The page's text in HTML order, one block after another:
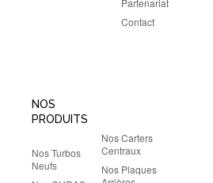
Contact
NOS
PRODUITS
Nos Turbos
Neufs
Nos Carters
Centraux
Nos Plaques